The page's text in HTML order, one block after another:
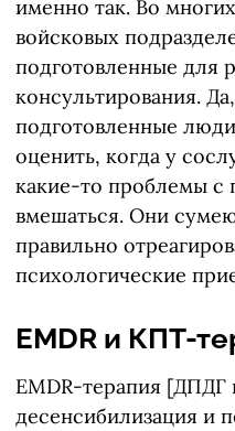
именно так. Во
войсковых
подготовленные для
консультирования.
подготовленные
оценить, когда у
какие-то проблемы с
вмешаться. Они
правильно
психологические
EMDR и КПТ-
EMDR-терапия [ДПДГ
десенсибилизация и